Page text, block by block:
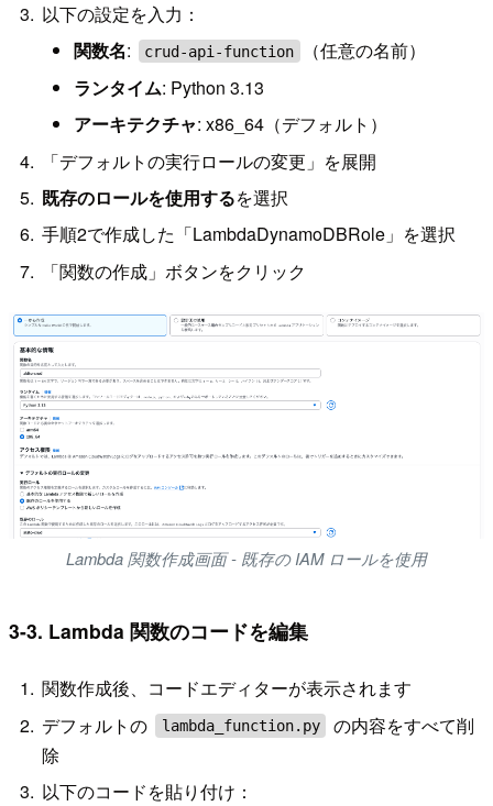
以下の設定を入力：
関数名: crud-api-function
（任意の名前）
ランタイム: Python 3.13
アーキテクチャ: x86_64（デフォルト）
「デフォルトの実行ロールの変更」を展開
既存のロールを使用するを選択
手順2で作成した「LambdaDynamoDBRole」を選択
「関数の作成」ボタンをクリック
Lambda 関数作成画面 - 既存の IAM ロールを使用
3-3. Lambda 関数のコードを編集
関数作成後、コードエディターが表示されます
デフォルトの
lambda_function.py
の内容をすべて削
除
以下のコードを貼り付け：